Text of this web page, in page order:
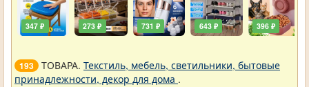
347 ₽ 273 ₽ 731 ₽ 643 ₽ 396 ₽
193 ТОВАРА. Текстиль, мебель, светильники, бытовые
принадлежности, декор для дома .